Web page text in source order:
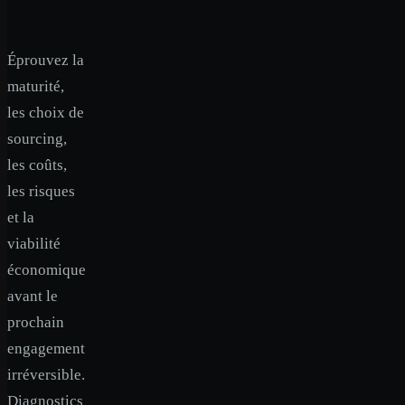
Éprouvez la
maturité,
les choix de
sourcing,
les coûts,
les risques
et la
viabilité
économique
avant le
prochain
engagement
irréversible.
Diagnostics